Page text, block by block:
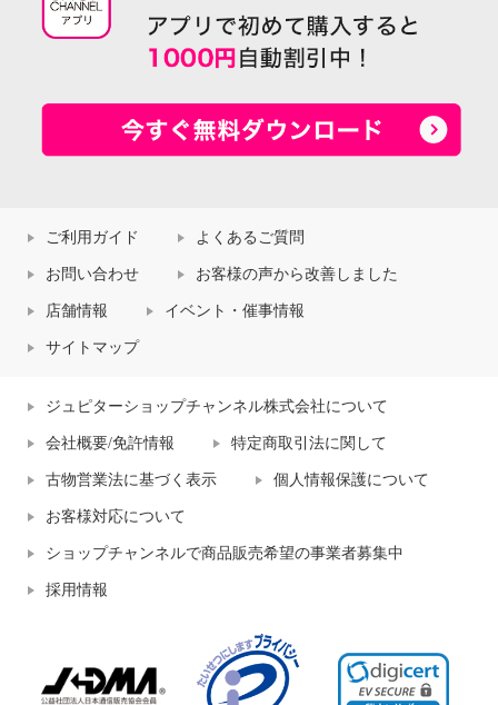
ご利用ガイド よくあるご質問
お問い合わせ お客様の声から改善しました
店舗情報 イベント・催事情報
サイトマップ
ジュピターショップチャンネル株式会社について
会社概要/免許情報 特定商取引法に関して
古物営業法に基づく表示 個人情報保護について
お客様対応について
ショップチャンネルで商品販売希望の事業者募集中
採用情報